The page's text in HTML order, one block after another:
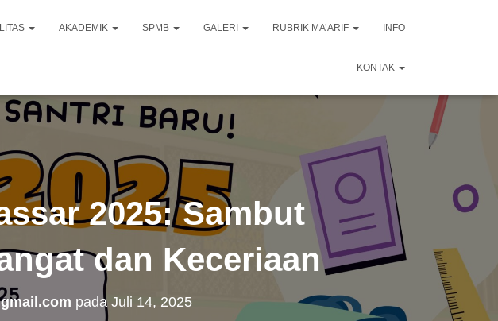
AKADEMIK SPMB GALERI RUBRIK MA’ARIF INFO
KONTAK
2025: Sambut
dan Keceriaan
pada Juli 14, 2025